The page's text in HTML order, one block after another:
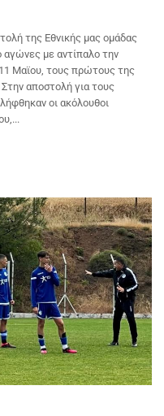
της Εθνικής μας ομάδας
με αντίπαλο την
Μαϊου, τους πρώτους της
αποστολή για τους
οι ακόλουθοι